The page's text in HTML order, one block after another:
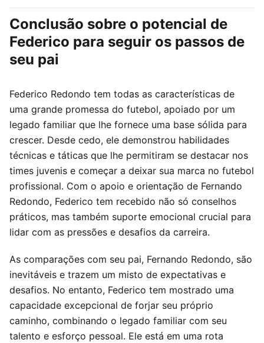
Conclusão sobre o potencial de
Federico para seguir os passos de
seu pai
Federico Redondo tem todas as características de
uma grande promessa do futebol, apoiado por um
legado familiar que lhe fornece uma base sólida para
crescer. Desde cedo, ele demonstrou habilidades
técnicas e táticas que lhe permitiram se destacar nos
times juvenis e começar a deixar sua marca no futebol
profissional. Com o apoio e orientação de Fernando
Redondo, Federico tem recebido não só conselhos
práticos, mas também suporte emocional crucial para
lidar com as pressões e desafios da carreira.
As comparações com seu pai, Fernando Redondo, são
inevitáveis e trazem um misto de expectativas e
desafios. No entanto, Federico tem mostrado uma
capacidade excepcional de forjar seu próprio
caminho, combinando o legado familiar com seu
talento e esforço pessoal. Ele está em uma rota